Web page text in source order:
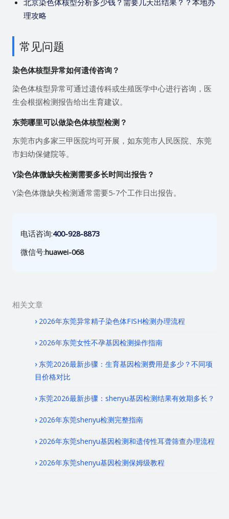
北京染色体核型分析多少钱？需要几天出结果？？本地办
理攻略
常见问题
染色体核型异常如何遗传咨询？
染色体核型异常可通过遗传科或生殖医学中心进行咨询，医
生会根据检测报告给出生育建议。
东莞哪里可以做染色体核型检测？
东莞市内多家三甲医院均可开展，如东莞市人民医院、东莞
市妇幼保健院等。
Y染色体微缺失检测需要多长时间出报告？
Y染色体微缺失检测通常需要5-7个工作日出报告。
电话咨询:400-928-8873
微信号:huawei-068
相关文章
2026年东莞异常精子染色体FISH检测办理流程
2026年东莞女性不孕基因检测操作指南
东莞2026最新步骤：生育基因检测费用是多少？不同项
目价格对比
东莞2026最新步骤：shenyu基因检测结果有效期多长？
2026年东莞shenyu检测完整指南
2026年东莞shenyu基因检测和遗传性耳聋筛查办理流程
2026年东莞shenyu基因检测保姆级教程